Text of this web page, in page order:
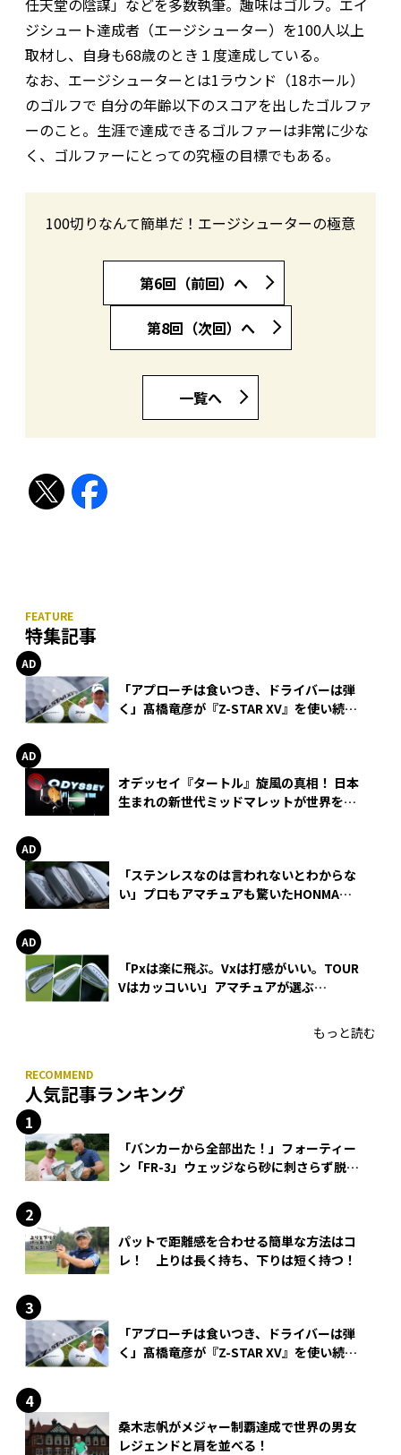
ジシュート達成者（エージシューター）を100人以上
取材し、自身も68歳のとき１度達成している。
なお、エージシューターとは1ラウンド（18ホール）
のゴルフで 自分の年齢以下のスコアを出したゴルファ
ーのこと。生涯で達成できるゴルファーは非常に少な
く、ゴルファーにとっての究極の目標でもある。
100切りなんて簡単だ！エージシューターの極意
第6回（前回）へ
第8回（次回）へ
一覧へ
特集記事
「アプローチは食いつき、ドライバーは弾
く」髙橋竜彦が『Z-STAR XV』を使い続け
オデッセイ『タートル』旋風の真相！ 日本
生まれの新世代ミッドマレットが世界を席
「ステンレスなのは言われないとわからな
い」プロもアマチュアも驚いたHONMA
「Pxは楽に飛ぶ。Vxは打感がいい。TOUR
Vはカッコいい」アマチュアが選ぶ
もっと読む
人気記事ランキング
「バンカーから全部出た！」フォーティー
ン「FR-3」ウェッジなら砂に刺さらず脱出
パットで距離感を合わせる簡単な方法はコ
レ！ 上りは長く持ち、下りは短く持つ！
「アプローチは食いつき、ドライバーは弾
く」髙橋竜彦が『Z-STAR XV』を使い続け
桑木志帆がメジャー制覇達成で世界の男女
レジェンドと肩を並べる！